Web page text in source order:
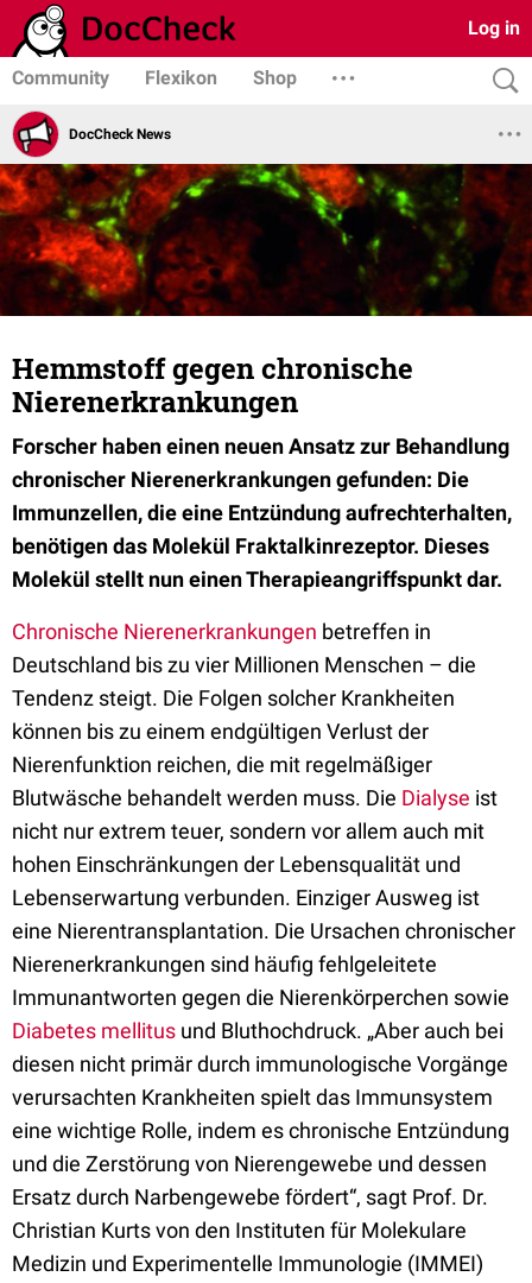
Log in
Community Flexikon Shop
DocCheck News
Hemmstoff gegen chronische
Nierenerkrankungen
Forscher haben einen neuen Ansatz zur Behandlung
chronischer Nierenerkrankungen gefunden: Die
Immunzellen, die eine Entzündung aufrechterhalten,
benötigen das Molekül Fraktalkinrezeptor. Dieses
Molekül stellt nun einen Therapieangriffspunkt dar.
Chronische Nierenerkrankungen betreffen in
Deutschland bis zu vier Millionen Menschen – die
Tendenz steigt. Die Folgen solcher Krankheiten
können bis zu einem endgültigen Verlust der
Nierenfunktion reichen, die mit regelmäßiger
Blutwäsche behandelt werden muss. Die Dialyse ist
nicht nur extrem teuer, sondern vor allem auch mit
hohen Einschränkungen der Lebensqualität und
Lebenserwartung verbunden. Einziger Ausweg ist
eine Nierentransplantation. Die Ursachen chronischer
Nierenerkrankungen sind häufig fehlgeleitete
Immunantworten gegen die Nierenkörperchen sowie
Diabetes mellitus und Bluthochdruck. „Aber auch bei
diesen nicht primär durch immunologische Vorgänge
verursachten Krankheiten spielt das Immunsystem
eine wichtige Rolle, indem es chronische Entzündung
und die Zerstörung von Nierengewebe und dessen
Ersatz durch Narbengewebe fördert“, sagt Prof. Dr.
Christian Kurts von den Instituten für Molekulare
Medizin und Experimentelle Immunologie (IMMEI)